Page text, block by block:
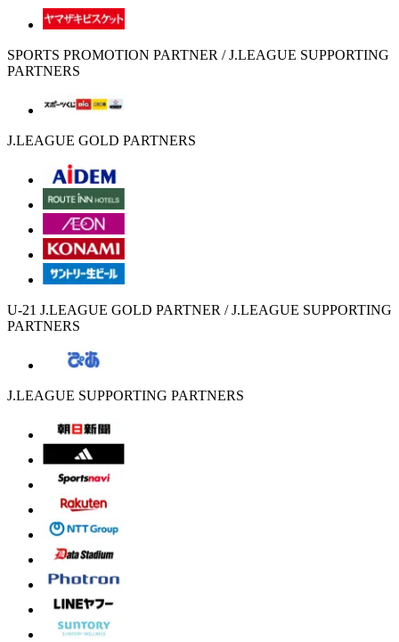
SPORTS PROMOTION PARTNER / J.LEAGUE SUPPORTING
PARTNERS
J.LEAGUE GOLD PARTNERS
U-21 J.LEAGUE GOLD PARTNER / J.LEAGUE SUPPORTING
PARTNERS
J.LEAGUE SUPPORTING PARTNERS